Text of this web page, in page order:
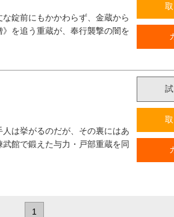
錠前にもかかわらず、金蔵から
を追う重蔵が、奉行襲撃の闇を
は挙がるのだが、その裏にはあ
館で鍛えた与力・戸部重蔵を同
1